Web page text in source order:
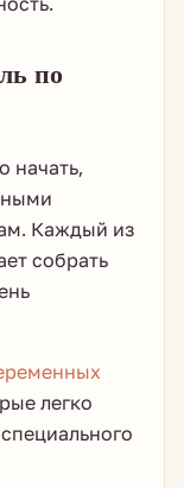
по
начать,
Каждый из
собрать
легко